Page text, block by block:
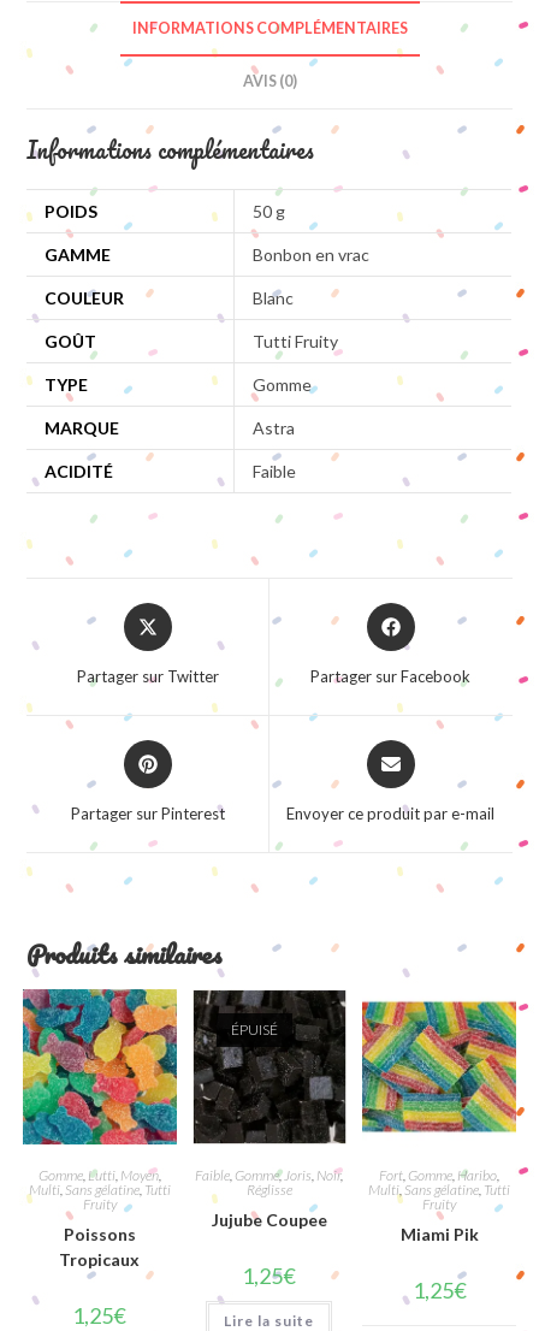
INFORMATIONS COMPLÉMENTAIRES
AVIS (0)
Informations complémentaires
POIDS 50 g
GAMME Bonbon en vrac
COULEUR Blanc
GOÛT Tutti Fruity
TYPE Gomme
MARQUE Astra
ACIDITÉ Faible
Opens
in
new
window
Partager sur Twitter
Opens
in
window
Partager sur Facebook
Opens
in
window
Partager sur Pinterest
Opens
in
new
Envoyer ce produit par e-mail
Produits similaires
Gomme, Lutti, Moyen,
Multi, Sans gélatine, Tutti
Fruity
Poissons
Tropicaux
1,25€
ÉPUISÉ
Faible Gomme, Joris Noir,
Réglisse
Jujube Coupee
1,25€
Lire la suite
Fort Gomme Haribo
Multi ,Sans gélatine Tutti
Fruity
Miami Pik
1,25€